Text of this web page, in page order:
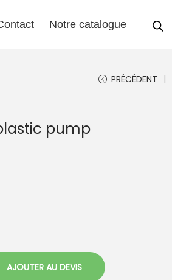
Notre catalogue
PRÉCÉDENT
pump
AJOUTER AU DEVIS